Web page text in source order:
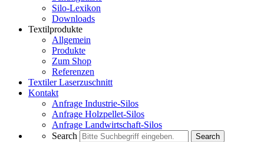
Silo-Lexikon
Downloads
Textilprodukte
Allgemein
Produkte
Zum Shop
Referenzen
Textiler Laserzuschnitt
Kontakt
Anfrage Industrie-Silos
Anfrage Holzpellet-Silos
Anfrage Landwirtschaft-Silos
Search
Search